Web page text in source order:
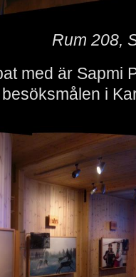
Rum 208,
med är Sapmi
i